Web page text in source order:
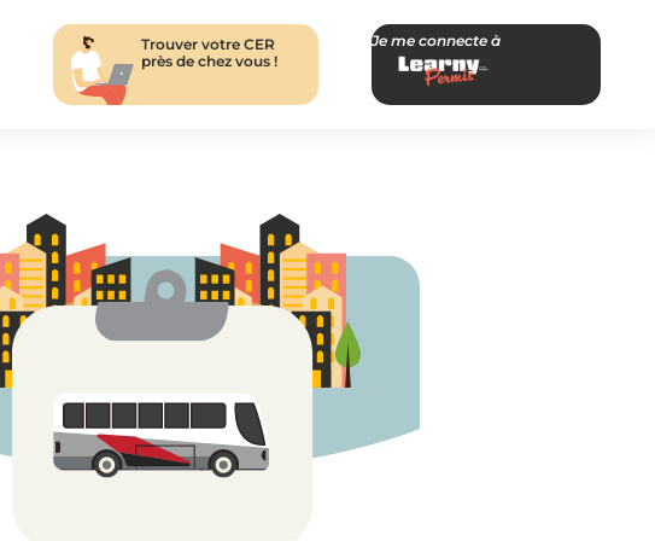
Trouver votre CER
près de chez vous !
Je me connecte à